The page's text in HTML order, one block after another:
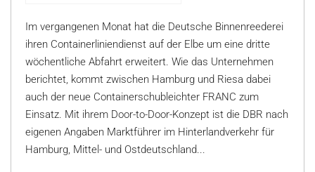
Im vergangenen Monat hat die Deutsche Binnenreederei
ihren Containerliniendienst auf der Elbe um eine dritte
wöchentliche Abfahrt erweitert. Wie das Unternehmen
berichtet, kommt zwischen Hamburg und Riesa dabei
auch der neue Containerschubleichter FRANC zum
Einsatz. Mit ihrem Door-to-Door-Konzept ist die DBR nach
eigenen Angaben Marktführer im Hinterlandverkehr für
Hamburg, Mittel- und Ostdeutschland...